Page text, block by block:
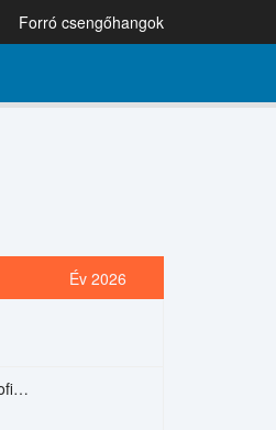
Forró csengőhangok
Év 2026
Le-Professionnel (Der Profi) – Chi Mai